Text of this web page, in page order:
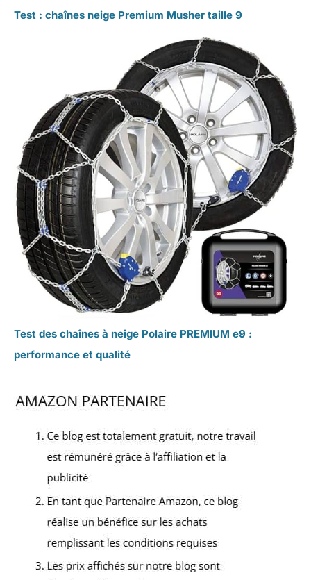
Test : chaînes neige Premium Musher taille 9
Test des chaînes à neige Polaire PREMIUM e9 :
performance et qualité